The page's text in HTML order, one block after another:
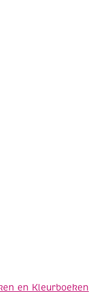
en Kleurboeken